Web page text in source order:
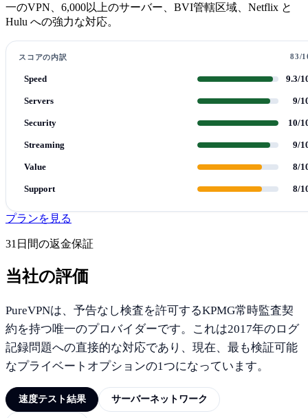
一のVPN、6,000以上のサーバー、BVI管轄区域、Netflix と
Hulu への強力な対応。
スコアの内訳 83/
Speed 9.3/
Servers 9/
Security 10/
Streaming 9/
Value 8/
Support 8/
プランを見る
31日間の返金保証
当社の評価
PureVPNは、予告なし検査を許可するKPMG常時監査契
約を持つ唯一のプロバイダーです。これは2017年のログ
記録問題への直接的な対応であり、現在、最も検証可能
なプライベートオプションの1つになっています。
速度テスト結果 サーバーネットワーク